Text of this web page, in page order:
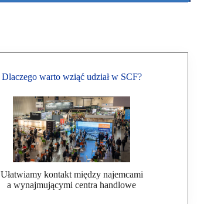
Dlaczego warto wziąć udział w SCF?
Ułatwiamy kontakt między najemcami
a wynajmującymi centra handlowe